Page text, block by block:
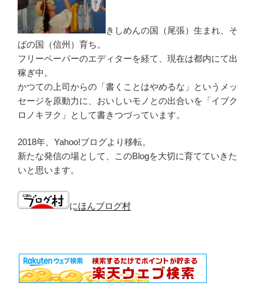
きしめんの国（尾張）生まれ、そ
ばの国（信州）育ち。
フリーペーパーのエディターを経て、現在は都内にて出
稼ぎ中。
かつての上司からの「書くことはやめるな」というメッ
セージを原動力に、おいしいモノとの出合いを「イブク
ロノキヲク」として書きつづっています。
2018年、Yahoo!ブログより移転。
新たな発信の場として、このBlogを大切に育てていきた
いと思います。
にほんブログ村